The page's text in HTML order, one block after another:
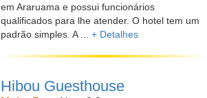
em Araruama e possui funcionários
qualificados para lhe atender. O hotel tem um
padrão simples. A ... + Detalhes
Hibou Guesthouse